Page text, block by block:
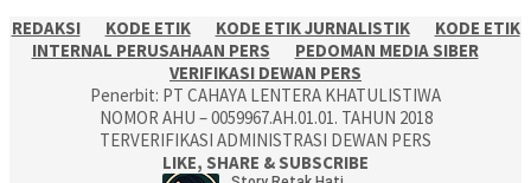
REDAKSI
KODE ETIK KODE ETIK JURNALISTIK
KODE ETIK
INTERNAL PERUSAHAAN PERS
PEDOMAN MEDIA SIBER
VERIFIKASI DEWAN PERS
Penerbit: PT CAHAYA LENTERA KHATULISTIWA
NOMOR AHU – 0059967.AH.01.01. TAHUN 2018
TERVERIFIKASI ADMINISTRASI DEWAN PERS
LIKE, SHARE & SUBSCRIBE